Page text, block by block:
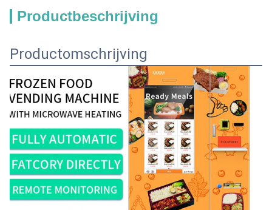
Productbeschrijving
Productomschrijving